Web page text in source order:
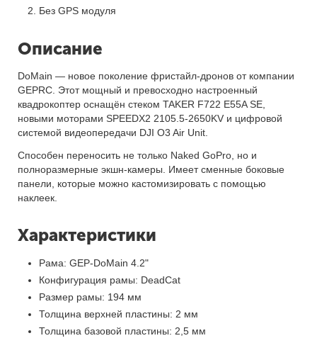
Без GPS модуля
Описание
DoMain — новое поколение фристайл-дронов от компании
GEPRC. Этот мощный и превосходно настроенный
квадрокоптер оснащён стеком TAKER F722 E55A SE,
новыми моторами SPEEDX2 2105.5-2650KV и цифровой
системой видеопередачи DJI O3 Air Unit.
Способен переносить не только Naked GoPro, но и
полноразмерные экшн-камеры. Имеет сменные боковые
панели, которые можно кастомизировать с помощью
наклеек.
Характеристики
Рама: GEP-DoMain 4.2"
Конфигурация рамы: DeadCat
Размер рамы: 194 мм
Толщина верхней пластины: 2 мм
Толщина базовой пластины: 2,5 мм